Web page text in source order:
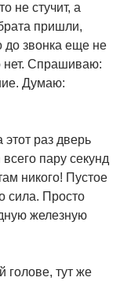
не стучит, а
пришли,
до звонка еще не
нет. Спрашиваю:
Думаю:
раз дверь
пару секунд
никого! Пустое
сила. Просто
железную
голове, тут же